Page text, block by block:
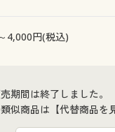
4,000円(税込)
期間は終了しました。
似商品は【代替商品を